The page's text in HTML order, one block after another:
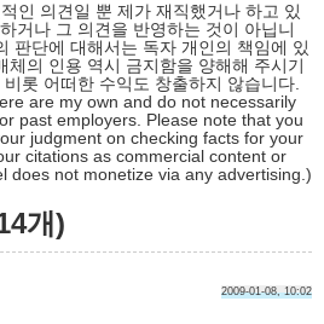
인 의견일 뿐 제가 재직했거나 하고 있
거나 그 의견을 반영하는 것이 아닙니
판단에 대해서는 독자 개인의 책임에 있
체의 인용 역시 금지함을 양해해 주시기
롯 어떠한 수익도 창출하지 않습니다.
are my own and do not necessarily
past employers. Please note that you
judgment on checking facts for your
citations as commercial content or
does not monetize via any advertising.)
개)
2009-01-08, 10:02